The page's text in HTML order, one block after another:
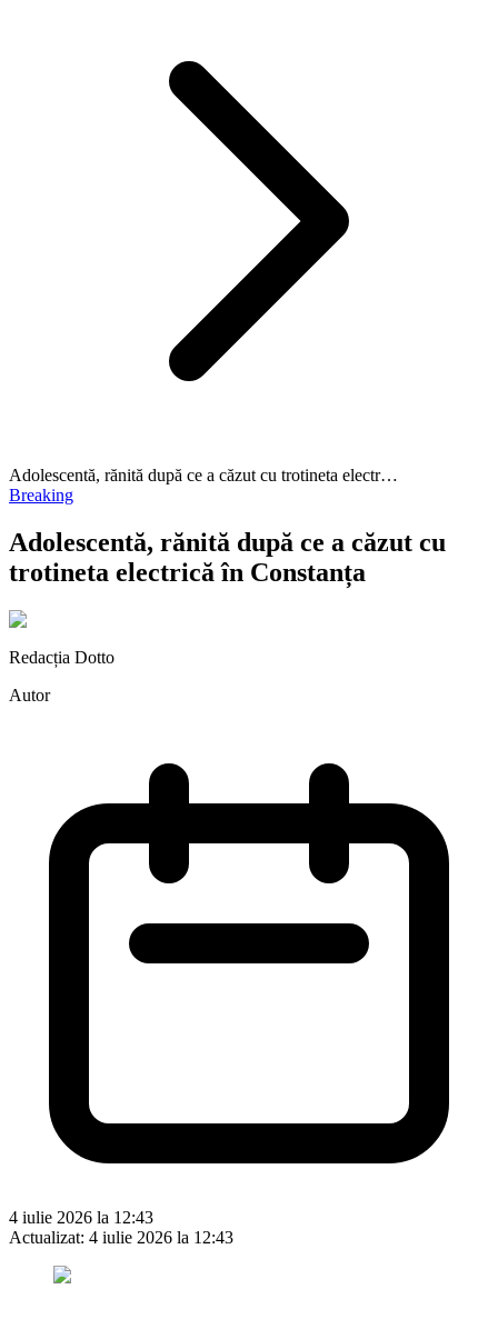
Adolescentă, rănită după ce a căzut cu trotineta electr…
Breaking
Adolescentă, rănită după ce a căzut cu
trotineta electrică în Constanța
Redacția Dotto
Autor
4 iulie 2026 la 12:43
Actualizat: 4 iulie 2026 la 12:43